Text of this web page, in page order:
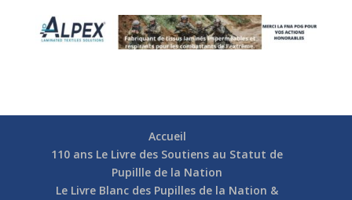
Accueil
110 ans Le Livre des Soutiens au Statut de
Pupillle de la Nation
Le Livre Blanc des Pupilles de la Nation &